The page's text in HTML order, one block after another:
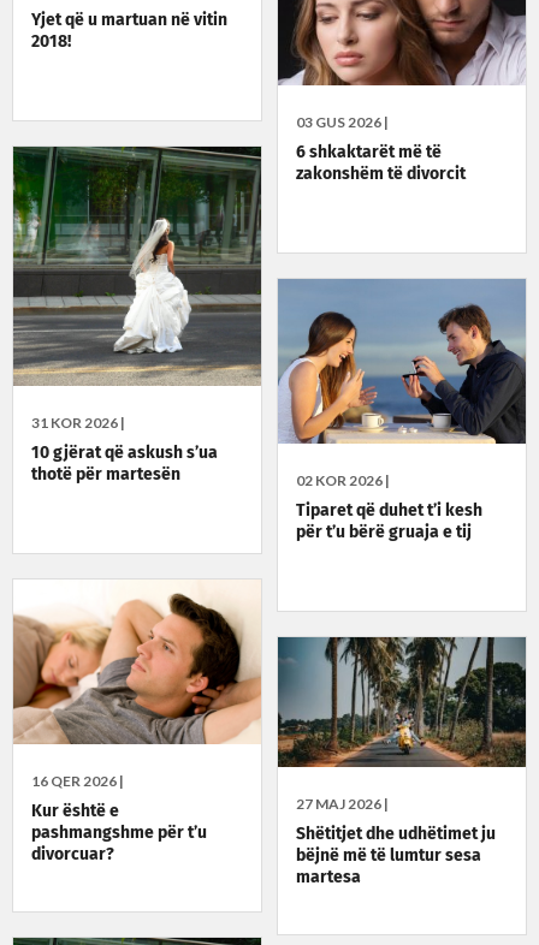
Yjet që u martuan në vitin
2018!
03 GUS 2026 |
6 shkaktarët më të
zakonshëm të divorcit
31 KOR 2026 |
10 gjërat që askush s’ua
thotë për martesën
02 KOR 2026 |
Tiparet që duhet t’i kesh
për t’u bërë gruaja e tij
16 QER 2026 |
Kur është e
pashmangshme për t’u
divorcuar?
27 MAJ 2026 |
Shëtitjet dhe udhëtimet ju
bëjnë më të lumtur sesa
martesa